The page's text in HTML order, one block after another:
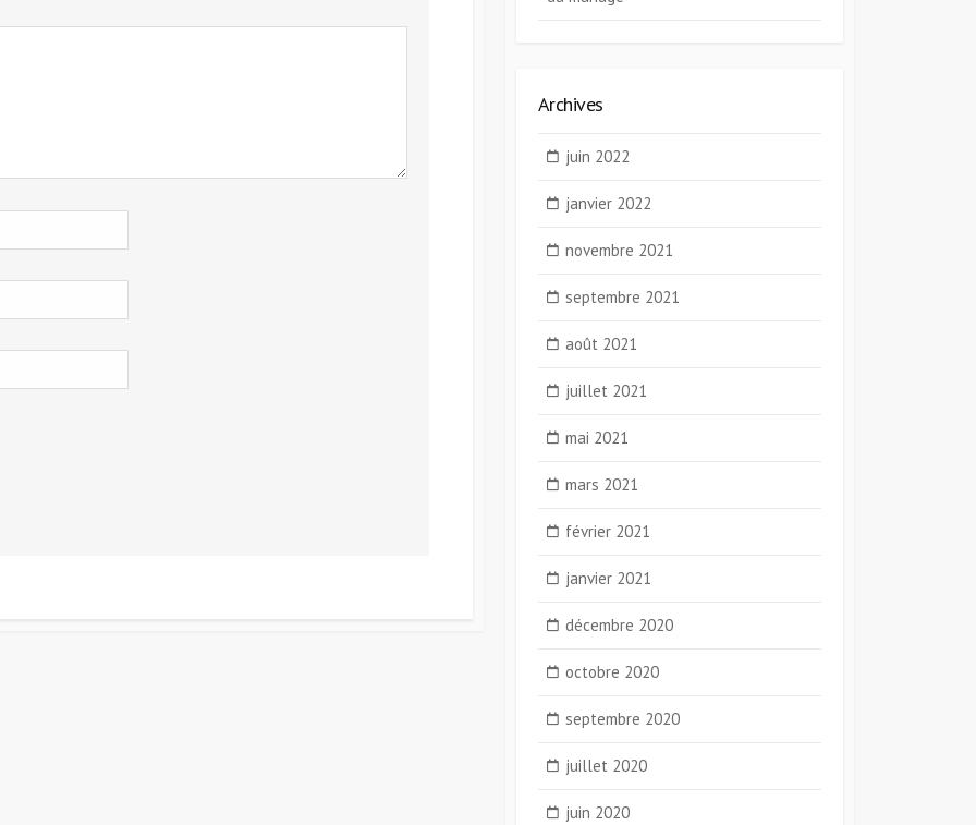
Archives
juin 2022
janvier 2022
novembre 2021
septembre 2021
août 2021
juillet 2021
mai 2021
mars 2021
février 2021
janvier 2021
décembre 2020
octobre 2020
septembre 2020
juillet 2020
juin 2020